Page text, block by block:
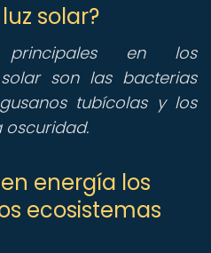
solar?
en los
son las bacterias
tubícolas y los
energía los
ecosistemas